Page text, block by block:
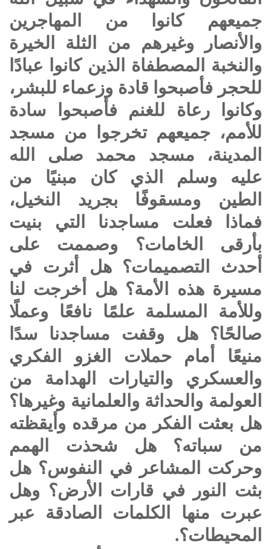
جميعهم كانوا من المهاجرين
والأنصار وغيرهم من الثلة الخيرة
والنخبة المصطفاة الذين كانوا عبادًا
للحجر فأصبحوا قادة وزعماء للبشر،
وكانوا رعاة للغنم فأصبحوا سادة
للأمم، جميعهم تخرجوا من مسجد
المدينة، مسجد محمد صلى الله
عليه وسلم
الذي كان مبنيًا من
الطين ومسقوفًا بجريد النخيل،
فماذا فعلت مساجدنا التي بنيت
بأرقى الخامات؟ وصممت على
أحدث التصميمات؟ هل أثرت في
مسيرة هذه الأمة؟ هل أخرجت لنا
وللأمة المسلمة علمًا نافعًا وعملًا
صالحًا؟ هل وقفت مساجدنا سدًا
منيعًا أمام حملات الغزو الفكري
والعسكري والتيارات الهدامة من
العولمة والحداثة والعلمانية وغيرها؟
هل بعثت الفكر من مرقده وأيقظته
من سباته؟ هل شحذت الهمم
وحركت المشاعر في النفوس؟ هل
بثت النور في قارات الأرض؟ وهل
عبرت منها الكلمات الصادقة عبر
المحيطات؟.